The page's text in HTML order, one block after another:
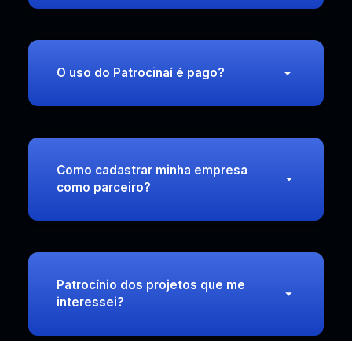
O uso do Patrocinaí é pago?
Como cadastrar minha empresa
como parceiro?
Patrocínio dos projetos que me
interessei?